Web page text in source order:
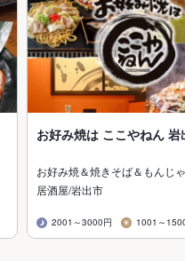
お好み焼は ここやねん 岩
お好み焼＆焼きそば＆もんじ
居酒屋/岩出市
2001～3000円 1001～